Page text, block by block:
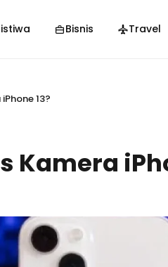
Bisnis Travel
13?
Kamera